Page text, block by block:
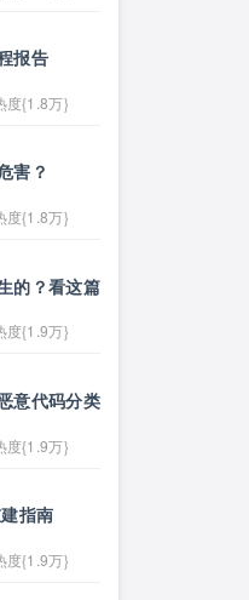
报告
度{1.8万}
害？
度{1.8万}
的？看这篇
度{1.9万}
意代码分类
度{1.9万}
指南
度{1.9万}